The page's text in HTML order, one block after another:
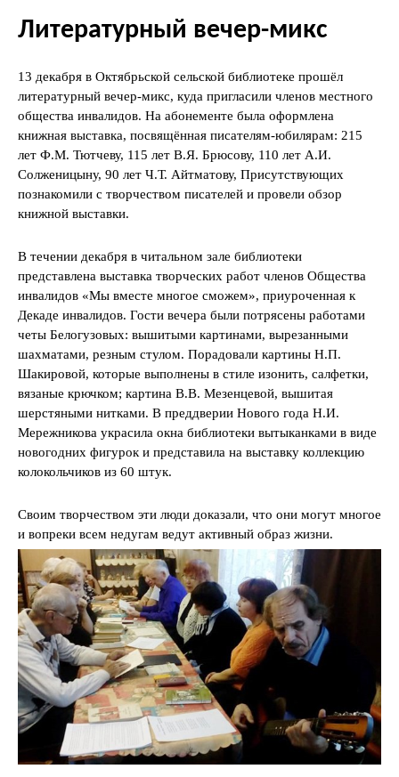
Литературный вечер-микс
13 декабря в Октябрьской сельской библиотеке прошёл
литературный вечер-микс, куда пригласили членов местного
общества инвалидов. На абонементе была оформлена
книжная выставка, посвящённая писателям-юбилярам: 215
лет Ф.М. Тютчеву, 115 лет В.Я. Брюсову, 110 лет А.И.
Солженицыну, 90 лет Ч.Т. Айтматову, Присутствующих
познакомили с творчеством писателей и провели обзор
книжной выставки.
В течении декабря в читальном зале библиотеки
представлена выставка творческих работ членов Общества
инвалидов «Мы вместе многое сможем», приуроченная к
Декаде инвалидов. Гости вечера были потрясены работами
четы Белогузовых: вышитыми картинами, вырезанными
шахматами, резным стулом. Порадовали картины Н.П.
Шакировой, которые выполнены в стиле изонить, салфетки,
вязаные крючком; картина В.В. Мезенцевой, вышитая
шерстяными нитками. В преддверии Нового года Н.И.
Мережникова украсила окна библиотеки вытыканками в виде
новогодних фигурок и представила на выставку коллекцию
колокольчиков из 60 штук.
Своим творчеством эти люди доказали, что они могут многое
и вопреки всем недугам ведут активный образ жизни.